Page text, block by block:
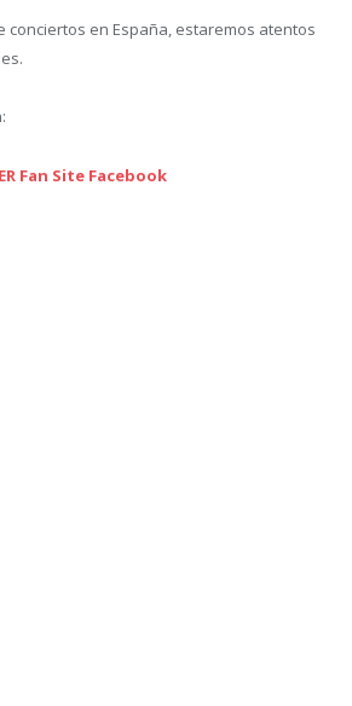
conciertos en España, estaremos atentos
Fan Site Facebook